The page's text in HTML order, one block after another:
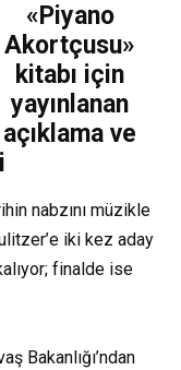
«Piyano
Akortçusu»
kitabı için
yayınlanan
açıklama ve
nabzını müzikle
iki kez aday
finalde ise
Bakanlığı’ndan